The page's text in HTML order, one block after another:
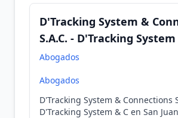
D'Tracking System &
S.A.C. - D'Tracking System
Abogados
Abogados
D'Tracking System & Connections
D'Tracking System & C en San